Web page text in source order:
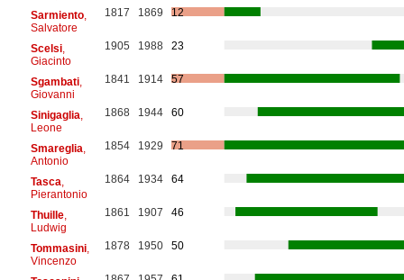
Sarmiento,
Salvatore
1817 1869 12
Scelsi,
Giacinto
1905 1988 23
Sgambati,
Giovanni
1841 1914 57
Sinigaglia
Leone
1868 1944 60
Smareglia
Antonio
1854 1929 71
Tasca
Pierantonio
1864 1934 64
Thuille,
Ludwig
1861 1907 46
Tommasini,
Vincenzo
1878 1950 50